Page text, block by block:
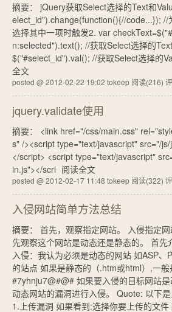
摘要： jQuery获取Select选择的Text和
elect_id").change(function(){//code...}); //
选择其中一项时触发2. var
n:selected").text(); //获取Select选择的
$("#select_id").val(); //获取Select选择的
全文
posted @ 2012-02-22 19:02 tokeep 阅读(216)
jquery.validate使用
摘要： <link href="/css/main.css"
s" /><script type="text/javascript" src="/
</script> <script type="text/javascript"
in.js"></scri 阅读全文
posted @ 2012-02-17 11:48 tokeep 阅读(322)
入侵网站简单方法总结
摘要： 首先，观察指定网站。 入侵指定
先观察这个网站是动态还是静态的。 首先
入侵：我认为必须是动态的网站 如ASP、
的站点 如果是静态的（.htm或html）,一
#7yhnju7@#@# 如果要入侵的目标网站
动态网站的漏洞进行入侵。 Quote: 以下是
1.上传漏洞 如果看到:选择你要上传的文